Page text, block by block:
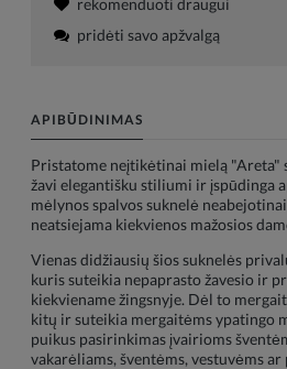
pridėti savo apžvalgą
APIBŪDINIMAS
Pristatome neįtikėtinai mielą "Areta"
žavi elegantišku stiliumi ir įspūdinga
mėlynos spalvos suknelė
neatsiejama kiekvienos mažosios
Vienas didžiausių šios suknelės
kuris suteikia nepaprasto žavesio ir
kiekviename žingsnyje. Dėl to
kitų ir suteikia mergaitėms ypatingo
puikus pasirinkimas įvairioms
vakarėliams, šventėms, vestuvėms ar